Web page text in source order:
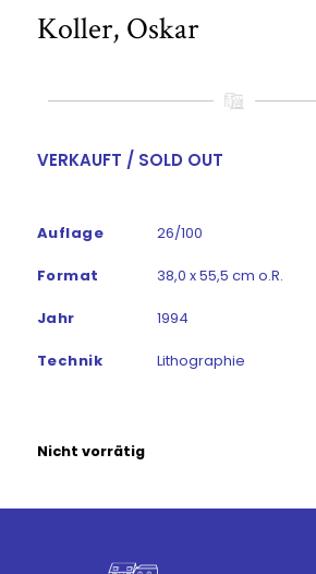
Koller, Oskar
VERKAUFT / SOLD OUT
Auflage 26/100
Format 38,0 x 55,5 cm o.R.
Jahr 1994
Technik Lithographie
Nicht vorrätig